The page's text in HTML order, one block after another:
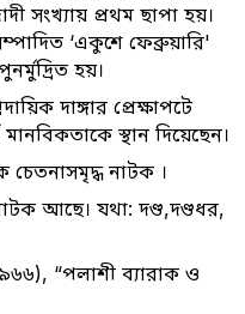
সংখ্যায় প্রথম ছাপা হয়।
‘একুশে ফেব্রুয়ারি'
হয়।
দাঙ্গার প্রেক্ষাপটে
স্থান দিয়েছেন।
চেতনাসমৃদ্ধ নাটক ।
আছে। যথা: দণ্ড,দণ্ডধর,
“পলাশী ব্যারাক ও